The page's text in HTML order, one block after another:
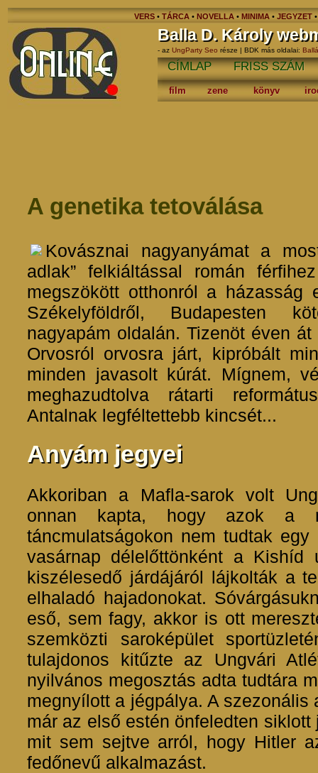
VERS• TÁRCA• NOVELLA• MINIMA • JEGYZET
Balla D. Károly
- az UngParty Seo része | BDK más oldalai:
CÍMLAP FRISS SZÁM
film zene könyv
A genetika tetoválása
Kovásznai nagyanyámat a
adlak” felkiáltással román
megszökött otthonról a házasság
Székelyföldről, Budapesten
nagyapám oldalán. Tizenöt éven
Orvosról orvosra járt, kipróbált
minden javasolt kúrát. Mígnem,
meghazudtolva rátarti
Antalnak legféltettebb kincsét...
Anyám jegyei
Akkoriban a Mafla-sarok volt
onnan kapta, hogy azok a
táncmulatságokon nem tudtak
vasárnap délelőttönként a
kiszélesedő járdájáról lájkolták a
elhaladó hajadonokat.
eső, sem fagy, akkor is ott
szemközti saroképület
tulajdonos kitűzte az Ungvári
nyilvános megosztás adta tudtára
megnyílott a jégpálya. A szezonális
már az első estén önfeledten
mit sem sejtve arról, hogy Hitler
fedőnevű alkalmazást.